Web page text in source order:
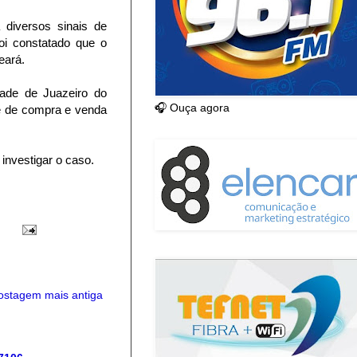
diversos sinais de
constatado que o
de Juazeiro do
de compra e venda
o caso.
mais antiga
🎧 Ouça agora